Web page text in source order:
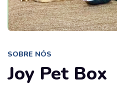
SOBRE NÓS
Joy Pet Box